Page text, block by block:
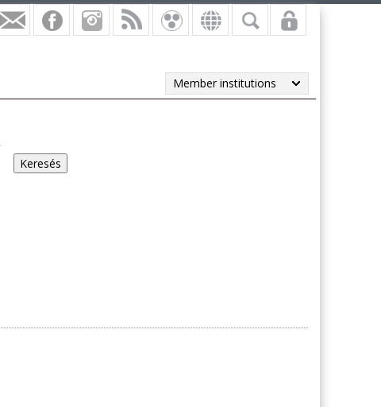
Member institutions